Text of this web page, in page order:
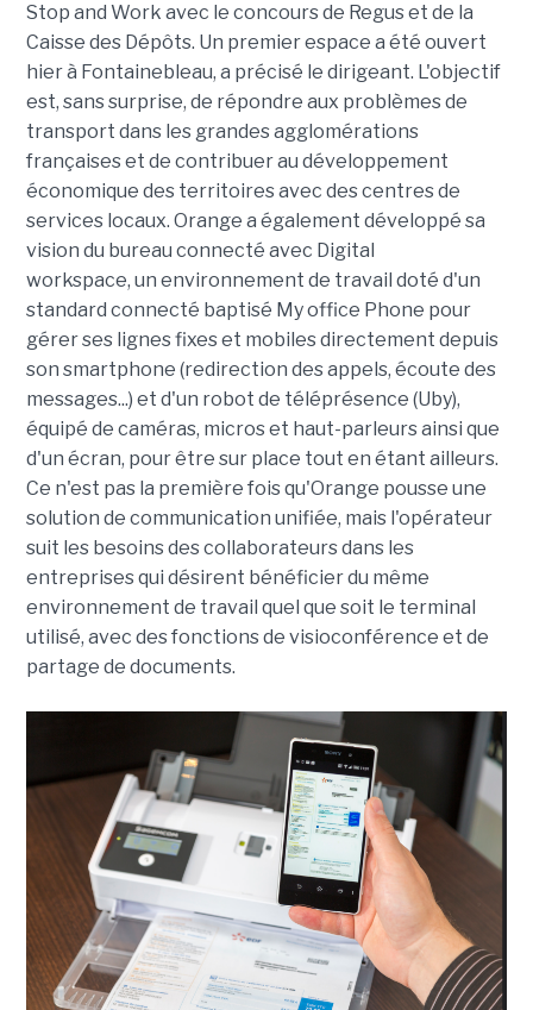
Stop and Work avec le concours de Regus et de la
Caisse des Dépôts. Un premier espace a été ouvert
hier à Fontainebleau, a précisé le dirigeant. L'objectif
est, sans surprise, de répondre aux problèmes de
transport dans les grandes agglomérations
françaises et de contribuer au développement
économique des territoires avec des centres de
services locaux. Orange a également développé sa
vision du bureau connecté avec Digital
workspace, un environnement de travail doté d'un
standard connecté baptisé My office Phone pour
gérer ses lignes fixes et mobiles directement depuis
son smartphone (redirection des appels, écoute des
messages...) et d'un robot de téléprésence (Uby),
équipé de caméras, micros et haut-parleurs ainsi que
d'un écran, pour être sur place tout en étant ailleurs.
Ce n'est pas la première fois qu'Orange pousse une
solution de communication unifiée, mais l'opérateur
suit les besoins des collaborateurs dans les
entreprises qui désirent bénéficier du même
environnement de travail quel que soit le terminal
utilisé, avec des fonctions de visioconférence et de
partage de documents.